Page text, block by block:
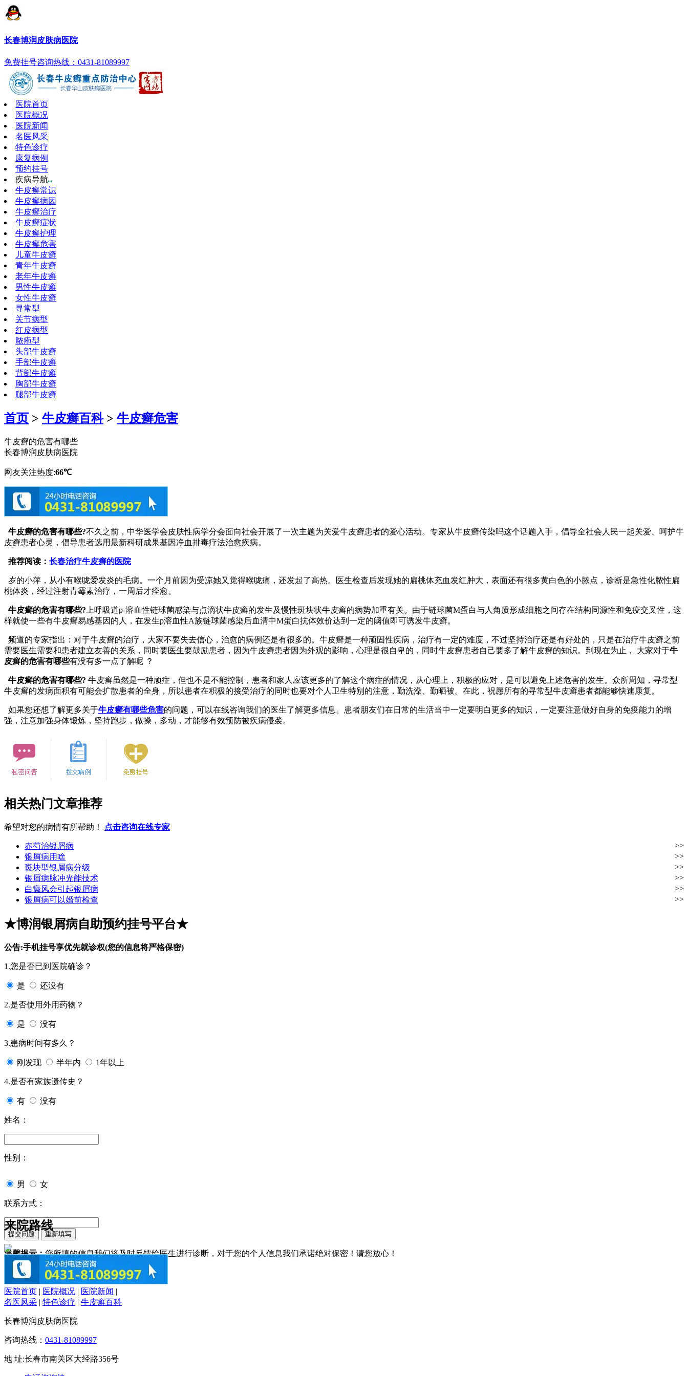
长春博润皮肤病医院
免费挂号咨询热线：0431-81089997
医院首页
医院概况
医院新闻
名医风采
特色诊疗
康复病例
预约挂号
疾病导航
牛皮癣常识
牛皮癣病因
牛皮癣治疗
牛皮癣症状
牛皮癣护理
牛皮癣危害
儿童牛皮癣
青年牛皮癣
老年牛皮癣
男性牛皮癣
女性牛皮癣
寻常型
关节病型
红皮病型
脓疱型
头部牛皮癣
手部牛皮癣
背部牛皮癣
胸部牛皮癣
腿部牛皮癣
首页 > 牛皮癣百科> 牛皮癣危害
牛皮癣的危害有哪些
长春博润皮肤病医院
网友关注热度:66℃
牛皮癣的危害有哪些?不久之前，中华医学会皮肤性病学分会面向社会开展了一次主题为关爱牛皮癣患者的爱心活动。专家从牛皮癣传染吗这个话题入手，倡导全社会人民一起关爱、呵护牛
皮癣患者心灵，倡导患者选用最新科研成果基因净血排毒疗法治愈疾病。
推荐阅读： 长春治疗牛皮癣的医院
岁的小萍，从小有喉咙爱发炎的毛病。一个月前因为受凉她又觉得喉咙痛，还发起了高热。医生检查后发现她的扁桃体充血发红肿大，表面还有很多黄白色的小脓点，诊断是急性化脓性扁
桃体炎，经过注射青霉素治疗，一周后才痊愈。
牛皮癣的危害有哪些? 上呼吸道p-溶血性链球菌感染与点滴状牛皮癣的发生及慢性斑块状牛皮癣的病势加重有关。由于链球菌M蛋白与人角质形成细胞之间存在结构同源性和免疫交叉性，这
样就使一些有牛皮癣易感基因的人，在发生p溶血性A族链球菌感染后血清中M蛋白抗体效价达到一定的阈值即可诱发牛皮癣。
频道的专家指出：对于牛皮癣的治疗，大家不要失去信心，治愈的病例还是有很多的。牛皮癣是一种顽固性疾病，治疗有一定的难度，不过坚持治疗还是有好处的，只是在治疗牛皮癣之前
需要医生需要和患者建立友善的关系，同时要医生要鼓励患者，因为牛皮癣患者因为外观的影响，心理是很自卑的，同时牛皮癣患者自己要多了解牛皮癣的知识。到现在为止， 大家对于牛
皮癣的危害有哪些有没有多一点了解呢 ？
牛皮癣的危害有哪些? 牛皮癣虽然是一种顽症，但也不是不能控制，患者和家人应该更多的了解这个病症的情况，从心理上，积极的应对，是可以避免上述危害的发生。众所周知，寻常型
牛皮癣的发病面积有可能会扩散患者的全身，所以患者在积极的接受治疗的同时也要对个人卫生特别的注意，勤洗澡、勤晒被。在此，祝愿所有的寻常型牛皮癣患者都能够快速康复。
如果您还想了解更多关于牛皮癣有哪些危害的问题，可以在线咨询我们的医生了解更多信息。患者朋友们在日常的生活当中一定要明白更多的知识，一定要注意做好自身的免疫能力的增
强，注意加强身体锻炼，坚持跑步，做操，多动，才能够有效预防被疾病侵袭。
相关热门文章推荐
希望对您的病情有所帮助！ 点击咨询在线专家
赤芍治银屑病
>>
银屑病用啥
>>
斑块型银屑病分级
>>
银屑病脉冲光能技术
>>
白癜风会引起银屑病
>>
银屑病可以婚前检查
>>
★博润银屑病自助预约挂号平台★
公告:手机挂号享优先就诊权(您的信息将严格保密)
1.您是否已到医院确诊？
是 还没有
2.是否使用外用药物？
是 没有
3.患病时间有多久？
刚发现 半年内 1年以上
4.是否有家族遗传史？
有 没有
姓名：
性别：
男 女
联系方式：
温馨提示：您所填的信息我们将及时反馈给医生进行诊断，对于您的个人信息我们承诺绝对保密！请您放心！
来院路线
医院首页 | 医院概况 | 医院新闻 |
名医风采 | 特色诊疗 | 牛皮癣百科
长春博润皮肤病医院
咨询热线： 0431-81089997
地 址:长春市南关区大经路356号